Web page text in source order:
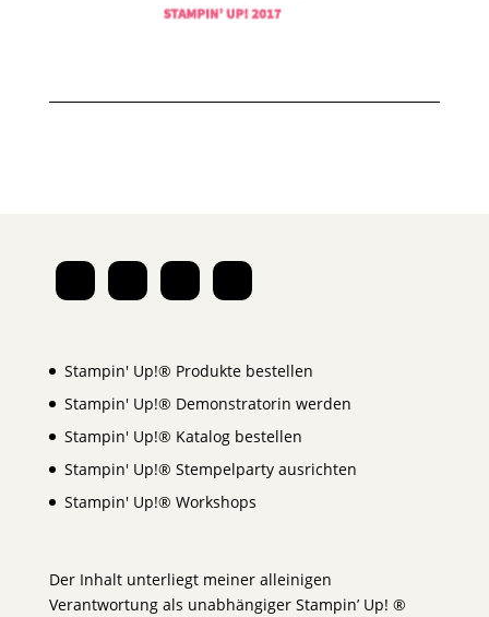
Stampin' Up!® Produkte bestellen
Stampin' Up!® Demonstratorin werden
Stampin' Up!® Katalog bestellen
Stampin' Up!® Stempelparty ausrichten
Stampin' Up!® Workshops
Der Inhalt unterliegt meiner alleinigen
Verantwortung als unabhängiger Stampin’ Up! ®